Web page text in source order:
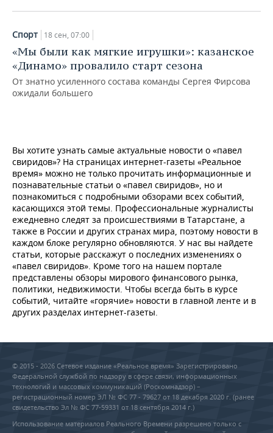
Спорт 18 сен, 07:00
«Мы были как мягкие игрушки»: казанское
«Динамо» провалило старт сезона
От знатно усиленного состава команды Сергея Фирсова
ожидали большего
Вы хотите узнать самые актуальные новости о «павел
свиридов»? На страницах интернет-газеты «Реальное
время» можно не только прочитать информационные и
познавательные статьи о «павел свиридов», но и
познакомиться с подробными обзорами всех событий,
касающихся этой темы. Профессиональные журналисты
ежедневно следят за происшествиями в Татарстане, а
также в России и других странах мира, поэтому новости в
каждом блоке регулярно обновляются. У нас вы найдете
статьи, которые расскажут о последних изменениях о
«павел свиридов». Кроме того на нашем портале
представлены обзоры мирового финансового рынка,
политики, недвижимости. Чтобы всегда быть в курсе
событий, читайте «горячие» новости в главной ленте и в
других разделах интернет-газеты.
© 2015 - 2026 Сетевое издание «Реальное время» Зарегистрировано
Федеральной службой по надзору в сфере связи, информационных
технологий и массовых коммуникаций (Роскомнадзор) –
регистрационный номер ЭЛ № ФС 77 - 79627 от 18 декабря 2020 г. (ранее
свидетельство Эл № ФС 77-59331 от 18 сентября 2014 г.)
Использование материалов Реального Времени разрешено только с